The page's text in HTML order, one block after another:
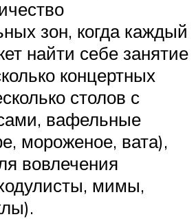
зон, когда каждый
найти себе занятие
концертных
столов с
вафельные
мороженое, вата),
вовлечения
мимы,